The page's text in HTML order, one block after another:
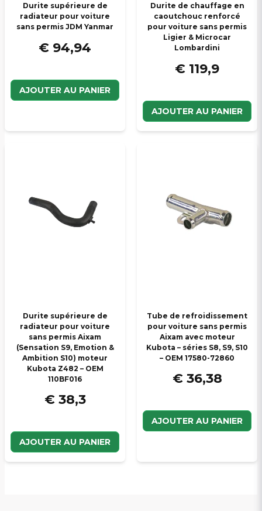
Durite supérieure de
radiateur pour voiture
sans permis JDM Yanmar
€ 94,94
AJOUTER AU PANIER
Durite de chauffage en
caoutchouc renforcé
pour voiture sans permis
Ligier & Microcar
Lombardini
€ 119,9
AJOUTER AU PANIER
Durite supérieure de
radiateur pour voiture
sans permis Aixam
(Sensation S9, Emotion &
Ambition S10) moteur
Kubota Z482 – OEM
110BF016
€ 38,3
AJOUTER AU PANIER
Tube de refroidissement
pour voiture sans permis
Aixam avec moteur
Kubota – séries S8, S9, S10
– OEM 17580-72860
€ 36,38
AJOUTER AU PANIER